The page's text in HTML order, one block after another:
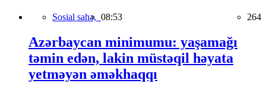
Sosial sahə, 08:53 264
Azərbaycan minimumu: yaşamağı
təmin edən, lakin müstəqil həyata
yetməyən əməkhaqqı